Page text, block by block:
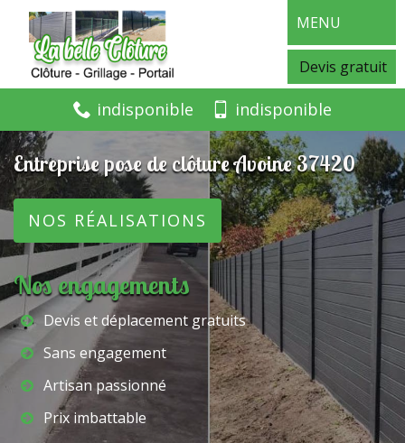
MENU
Devis gratuit
indisponible indisponible
Entreprise pose de clôture Avoine 37420
NOS RÉALISATIONS
Nos engagements
Devis et déplacement gratuits
Sans engagement
Artisan passionné
Prix imbattable